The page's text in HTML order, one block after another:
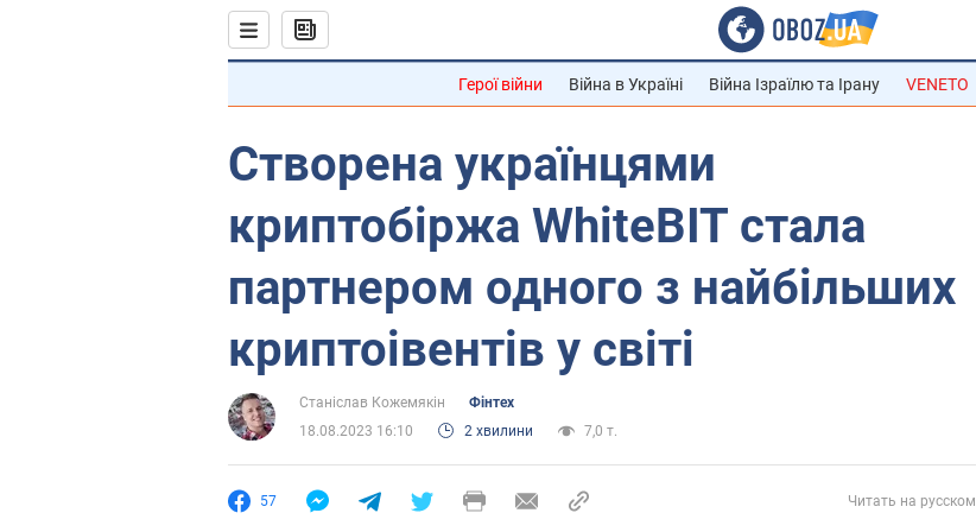
Герої війни Війна в Україні Війна Ізраїлю та Ірану VENETO
Створена українцями
криптобіржа WhiteBIT стала
партнером одного з найбільших
криптоівентів у світі
Станіслав Кожемякін
Фінтех
18.08.2023 16:10
2 хвилини 7,0 т.
57 Читать на русском